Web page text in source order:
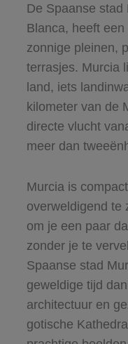
De Spaanse stad
Blanca, heeft
zonnige pleinen,
terrasjes. Murcia
land, iets
kilometer van de
directe vlucht
meer dan
Murcia is
overweldigend te
om je een paar
zonder je te
Spaanse stad
geweldige tijd
architectuur en
gotische